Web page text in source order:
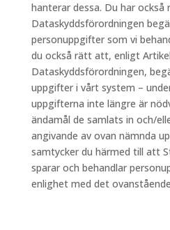
hanterar dessa. Du har
Dataskyddsförordningen
personuppgifter som vi
du också rätt att, enligt
Dataskyddsförordningen,
uppgifter i vårt system –
uppgifterna inte längre är
ändamål de samlats in och/
angivande av ovan nämnda
samtycker du härmed till att
sparar och behandlar
enlighet med det